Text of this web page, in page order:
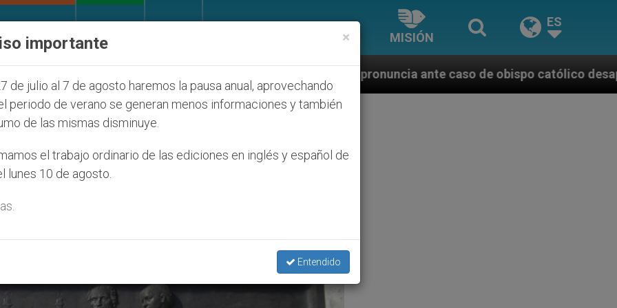
MISIÓN
ES
Juventud Seúl 2027 ONU se pronuncia ante caso de obispo católico desaparecido por la
Evangélica Alemania’
×
importante
de julio al 7 de agosto haremos la pausa anual, aprovechando
periodo de verano se generan menos informaciones y también
de las mismas disminuye.
el trabajo ordinario de las ediciones en inglés y español de
lunes 10 de agosto.
Entendido